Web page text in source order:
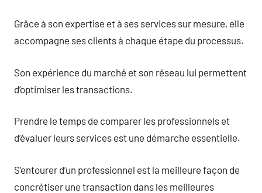
Grâce à son expertise et à ses services sur mesure, elle
accompagne ses clients à chaque étape du processus.
Son expérience du marché et son réseau lui permettent
d’optimiser les transactions.
Prendre le temps de comparer les professionnels et
d’évaluer leurs services est une démarche essentielle.
S’entourer d’un professionnel est la meilleure façon de
concrétiser une transaction dans les meilleures